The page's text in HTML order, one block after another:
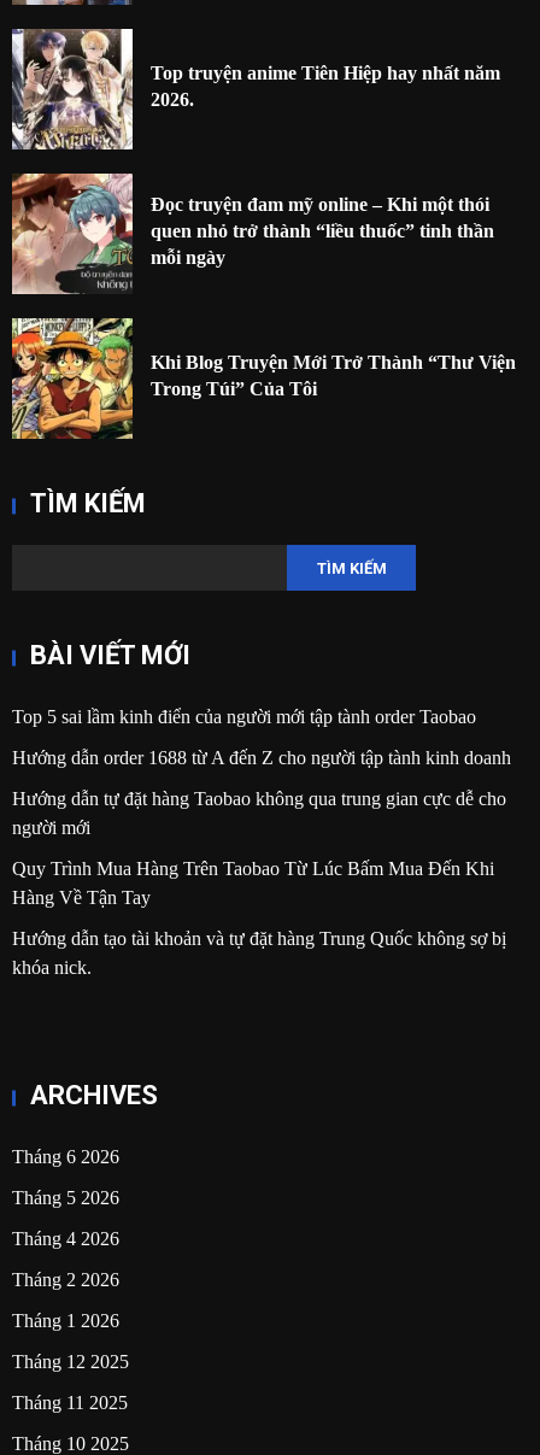
Top truyện anime Tiên Hiệp hay nhất năm
2026.
Đọc truyện đam mỹ online – Khi một thói
quen nhỏ trở thành “liều thuốc” tinh thần
mỗi ngày
Khi Blog Truyện Mới Trở Thành “Thư Viện
Trong Túi” Của Tôi
TÌM KIẾM
TÌM KIẾM
BÀI VIẾT MỚI
Top 5 sai lầm kinh điển của người mới tập tành order Taobao
Hướng dẫn order 1688 từ A đến Z cho người tập tành kinh doanh
Hướng dẫn tự đặt hàng Taobao không qua trung gian cực dễ cho
người mới
Quy Trình Mua Hàng Trên Taobao Từ Lúc Bấm Mua Đến Khi
Hàng Về Tận Tay
Hướng dẫn tạo tài khoản và tự đặt hàng Trung Quốc không sợ bị
khóa nick.
ARCHIVES
Tháng 6 2026
Tháng 5 2026
Tháng 4 2026
Tháng 2 2026
Tháng 1 2026
Tháng 12 2025
Tháng 11 2025
Tháng 10 2025